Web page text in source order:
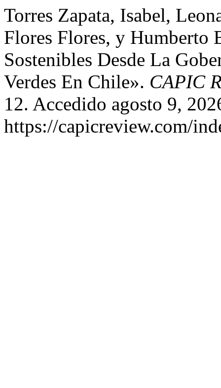
Torres Zapata, Isabel,
Flores Flores, y Humberto
Sostenibles Desde La
Verdes En Chile». CAPIC
12. Accedido agosto 9,
https://capicreview.com/